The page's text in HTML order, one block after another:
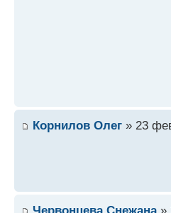
Корнилов Олег » 23
Червонцева Снежана»